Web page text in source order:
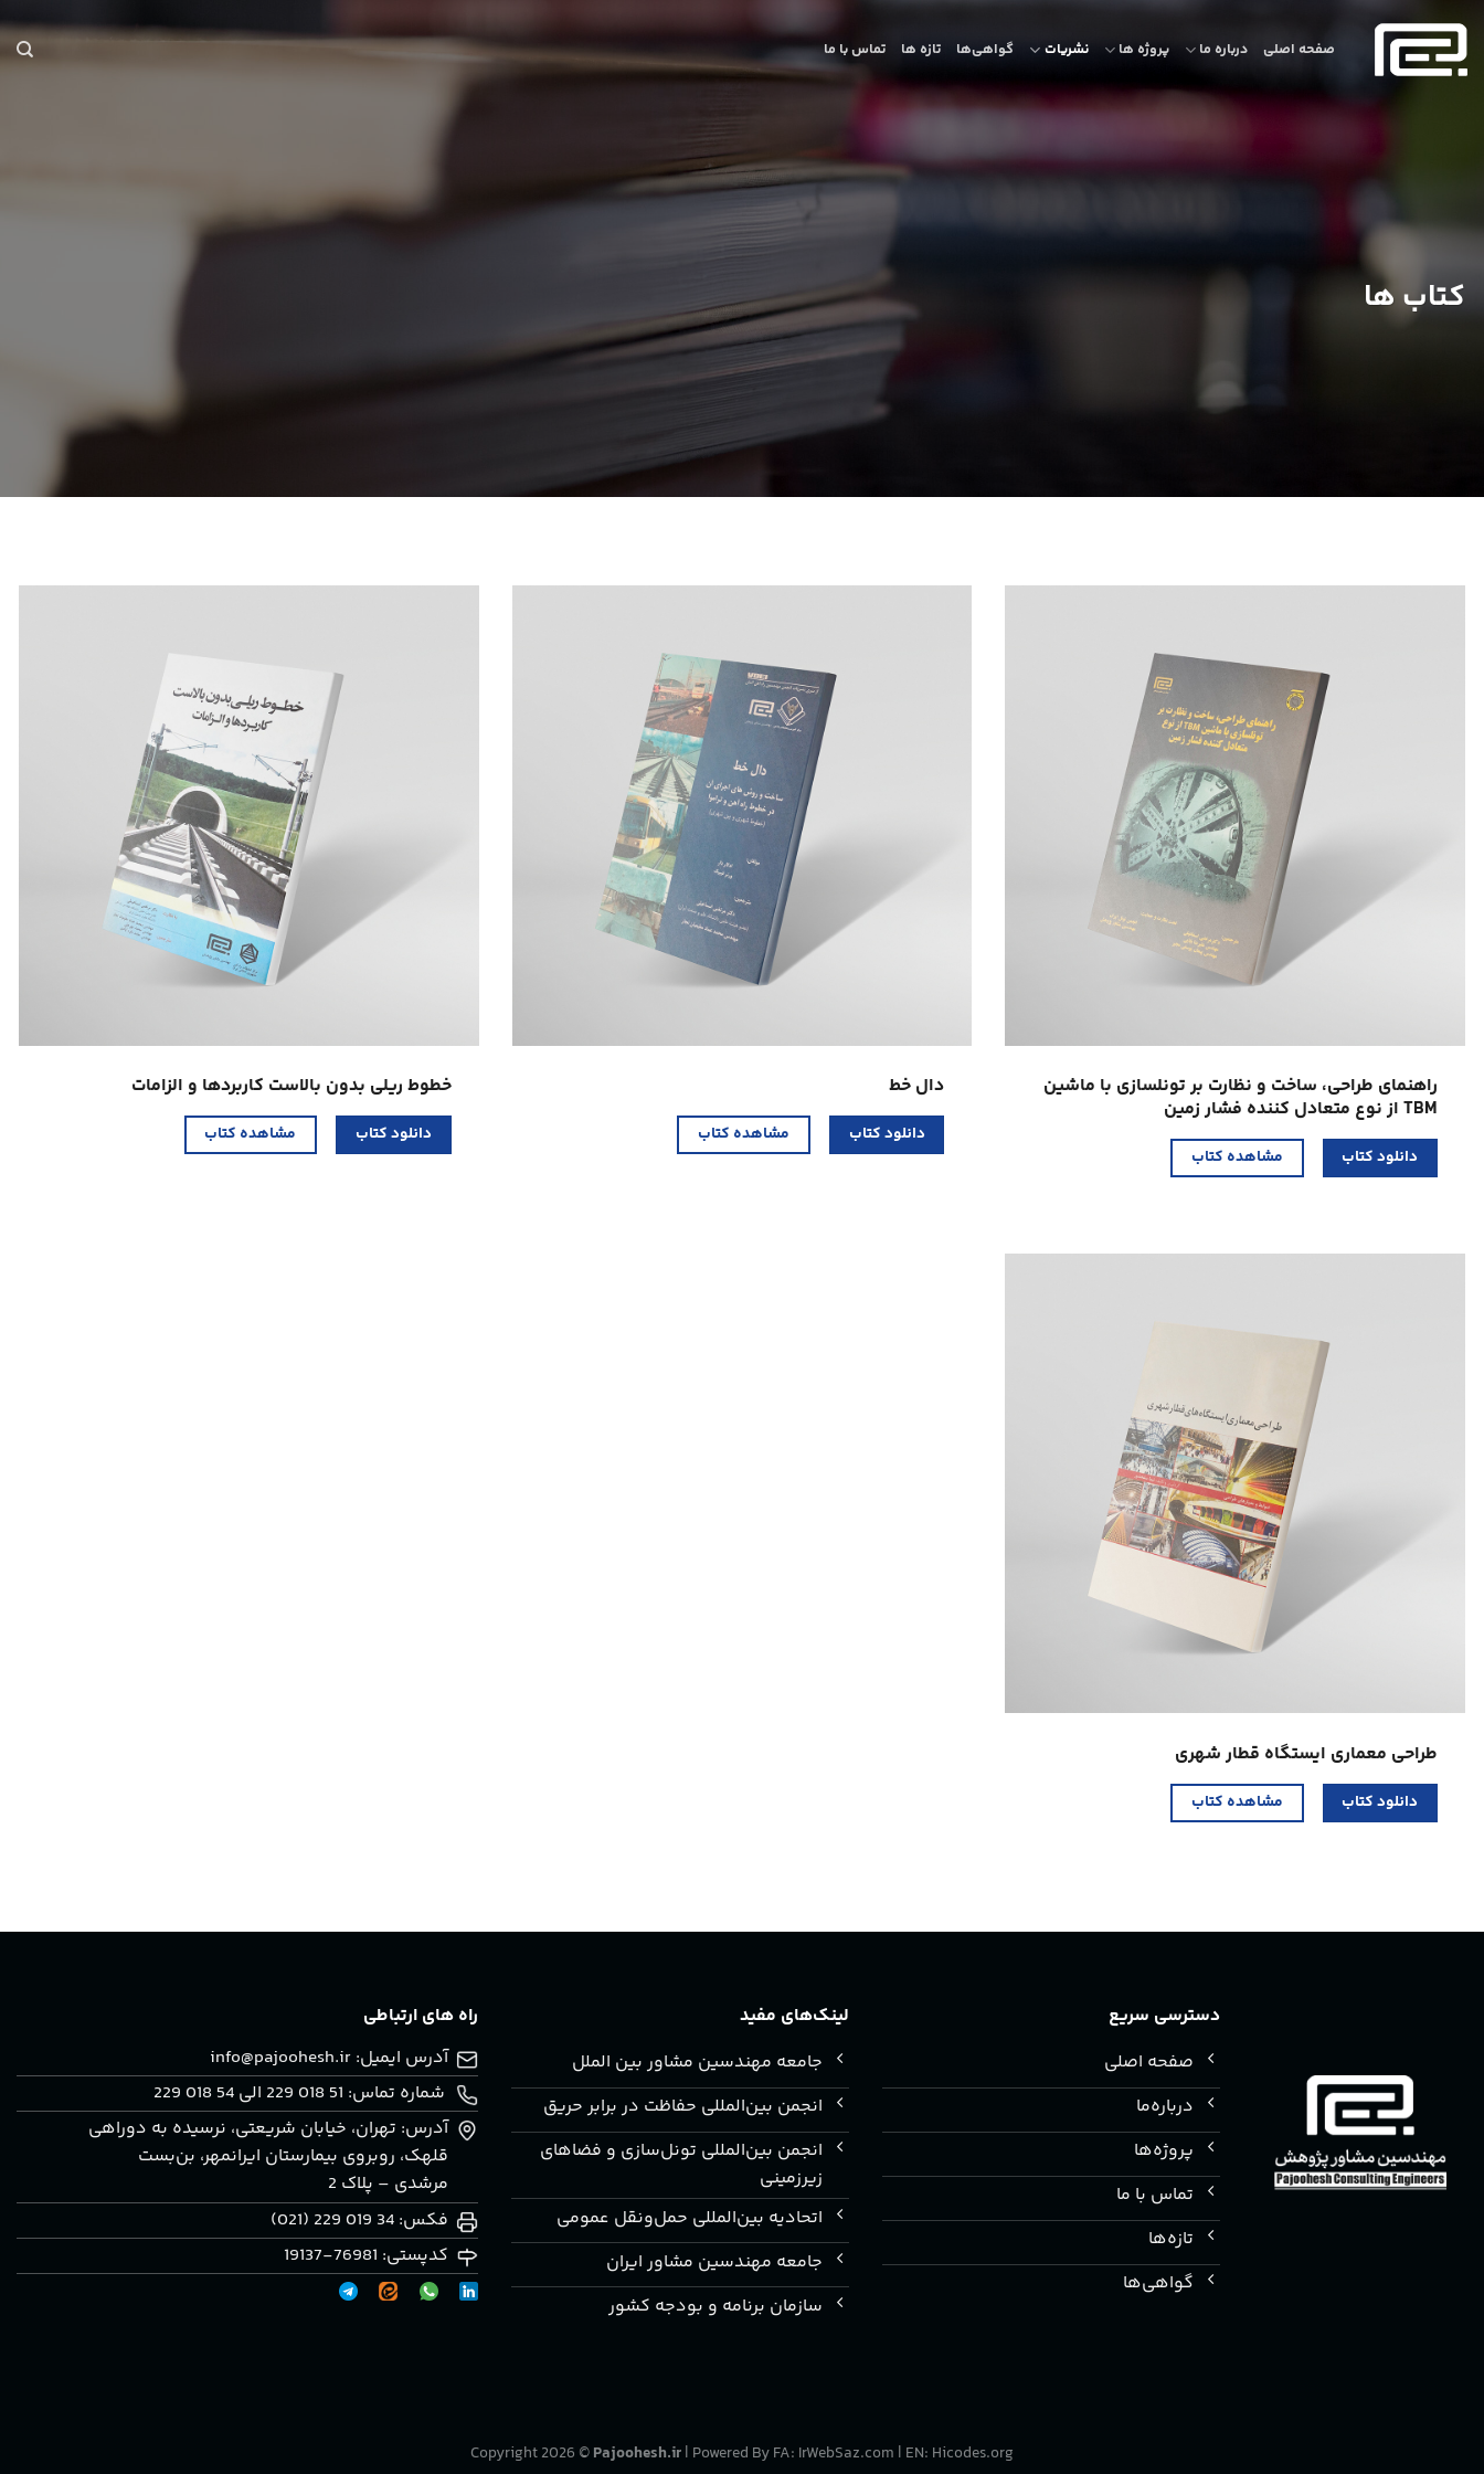
content
صفحه اصلی درباره ما پروژه ها نشریات گواهی‌ها تازه ها تماس با ما
کتاب ها
راهنمای طراحی، ساخت و نظارت بر تونلسازی با ماشین
TBM از نوع متعادل کننده فشار زمین
دانلود کتاب مشاهده کتاب
دال خط
دانلود کتاب مشاهده کتاب
خطوط ریلی بدون بالاست کاربردها و الزامات
دانلود کتاب مشاهده کتاب
طراحی معماری ایستگاه قطار شهری
دانلود کتاب مشاهده کتاب
دسترسی سریع
صفحه اصلی
درباره‌ما
پروژه‌ها
تماس با ما
تازه‌ها
گواهی‌ها
لینک‌های مفید
جامعه مهندسین مشاور بین الملل
انجمن بین‌المللی حفاظت در برابر حریق
انجمن بین‌المللی تونل‌سازی و فضاهای
زیرزمینی
اتحادیه بین‌المللی حمل‌ونقل عمومی
جامعه مهندسین مشاور ایران
سازمان برنامه و بودجه کشور
راه های ارتباطی
آدرس ایمیل: info@pajoohesh.ir
شماره تماس: 51 018 229 الی 54 018 229
آدرس: تهران، خيابان شريعتی، نرسيده به دوراهی
قلهک، روبروی بيمارستان ايرانمهر، بن‌بست
مرشدی – پلاک 2
فکس: 34 019 229 (021)
کدپستی: 76981-19137
Copyright 2026 ©Pajoohesh.ir| Powered By FA: IrWebSaz.com | EN: Hicodes.org